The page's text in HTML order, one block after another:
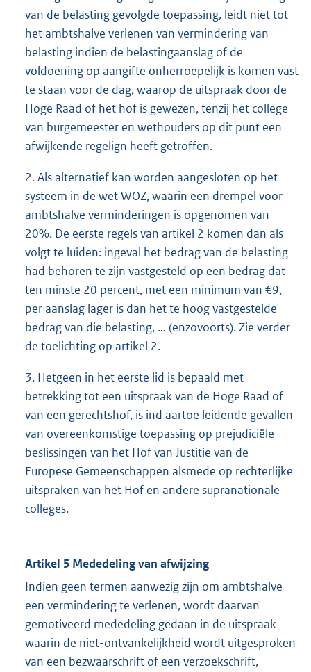
van de belasting gevolgde toepassing, leidt niet tot
het ambtshalve verlenen van vermindering van
belasting indien de belastingaanslag of de
voldoening op aangifte onherroepelijk is komen vast
te staan voor de dag, waarop de uitspraak door de
Hoge Raad of het hof is gewezen, tenzij het college
van burgemeester en wethouders op dit punt een
afwijkende regelign heeft getroffen.
2. Als alternatief kan worden aangesloten op het
systeem in de wet WOZ, waarin een drempel voor
ambtshalve verminderingen is opgenomen van
20%. De eerste regels van artikel 2 komen dan als
volgt te luiden: ingeval het bedrag van de belasting
had behoren te zijn vastgesteld op een bedrag dat
ten minste 20 percent, met een minimum van €9,--
per aanslag lager is dan het te hoog vastgestelde
bedrag van die belasting, … (enzovoorts). Zie verder
de toelichting op artikel 2.
3. Hetgeen in het eerste lid is bepaald met
betrekking tot een uitspraak van de Hoge Raad of
van een gerechtshof, is ind aartoe leidende gevallen
van overeenkomstige toepassing op prejudiciële
beslissingen van het Hof van Justitie van de
Europese Gemeenschappen alsmede op rechterlijke
uitspraken van het Hof en andere supranationale
colleges.
Artikel 5 Mededeling van afwijzing
Indien geen termen aanwezig zijn om ambtshalve
een vermindering te verlenen, wordt daarvan
gemotiveerd mededeling gedaan in de uitspraak
waarin de niet-ontvankelijkheid wordt uitgesproken
van een bezwaarschrift of een verzoekschrift,